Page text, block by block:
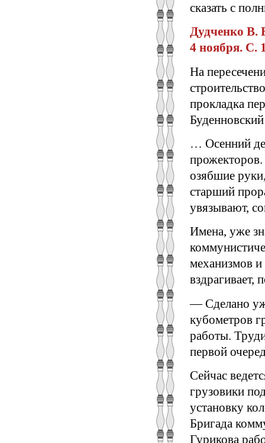
сказать с
Дудченко В.
4 ноября. С.
На
прокладка
… Осенний
прожекторов.
озябшие
старший
увязывают,
Имена, уже
механизмов и
вздрагивает,
— Сделано
кубометров
работы.
первой
Сейчас
грузовики
установку
Бригада
Гурикова